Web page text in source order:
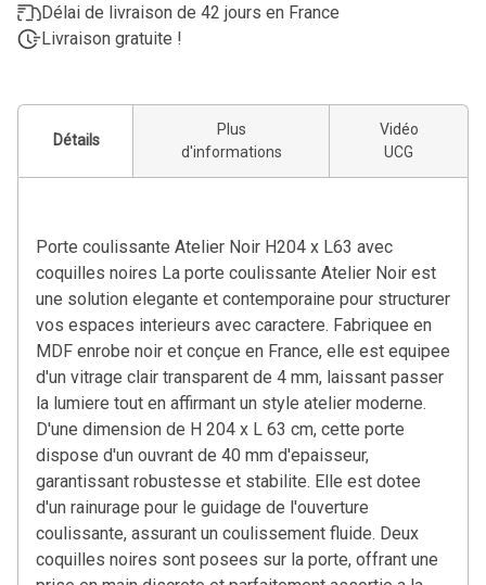
Délai de livraison de 42 jours en France
Livraison gratuite !
Détails
Plus
d'informations
Vidéo
UCG
Porte coulissante Atelier Noir H204 x L63 avec
coquilles noires La porte coulissante Atelier Noir est
une solution elegante et contemporaine pour structurer
vos espaces interieurs avec caractere. Fabriquee en
MDF enrobe noir et conçue en France, elle est equipee
d'un vitrage clair transparent de 4 mm, laissant passer
la lumiere tout en affirmant un style atelier moderne.
D'une dimension de H 204 x L 63 cm, cette porte
dispose d'un ouvrant de 40 mm d'epaisseur,
garantissant robustesse et stabilite. Elle est dotee
d'un rainurage pour le guidage de l'ouverture
coulissante, assurant un coulissement fluide. Deux
coquilles noires sont posees sur la porte, offrant une